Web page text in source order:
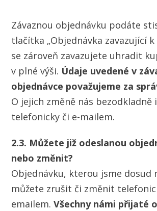
Závaznou objednávku podáte
tlačítka „Objednávka zavazující
se zároveň zavazujete uhradit
v plné výši. Údaje uvedené v
objednávce považujeme za
O jejich změně nás
telefonicky či e-mailem.
2.3. Můžete již odeslanou
nebo změnit?
Objednávku, kterou jsme dosud
můžete zrušit či změnit
emailem.Všechny námi přijaté